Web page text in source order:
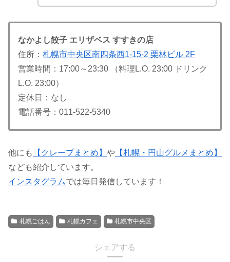
なかよし餃子 エリザベス すすきの店
住所： 札幌市中央区南四条西1-15-2 栗林ビル 2F
営業時間：17:00～23:30 （料理L.O. 23:00 ドリンク
L.O. 23:00）
定休日：なし
電話番号：011-522-5340
他にも 【クレープまとめ】 や 【札幌・円山グルメまとめ】
なども紹介しています。
インスタグラムでは毎日発信しています！
札幌ごはん 札幌カフェ 札幌市中央区
シェアする